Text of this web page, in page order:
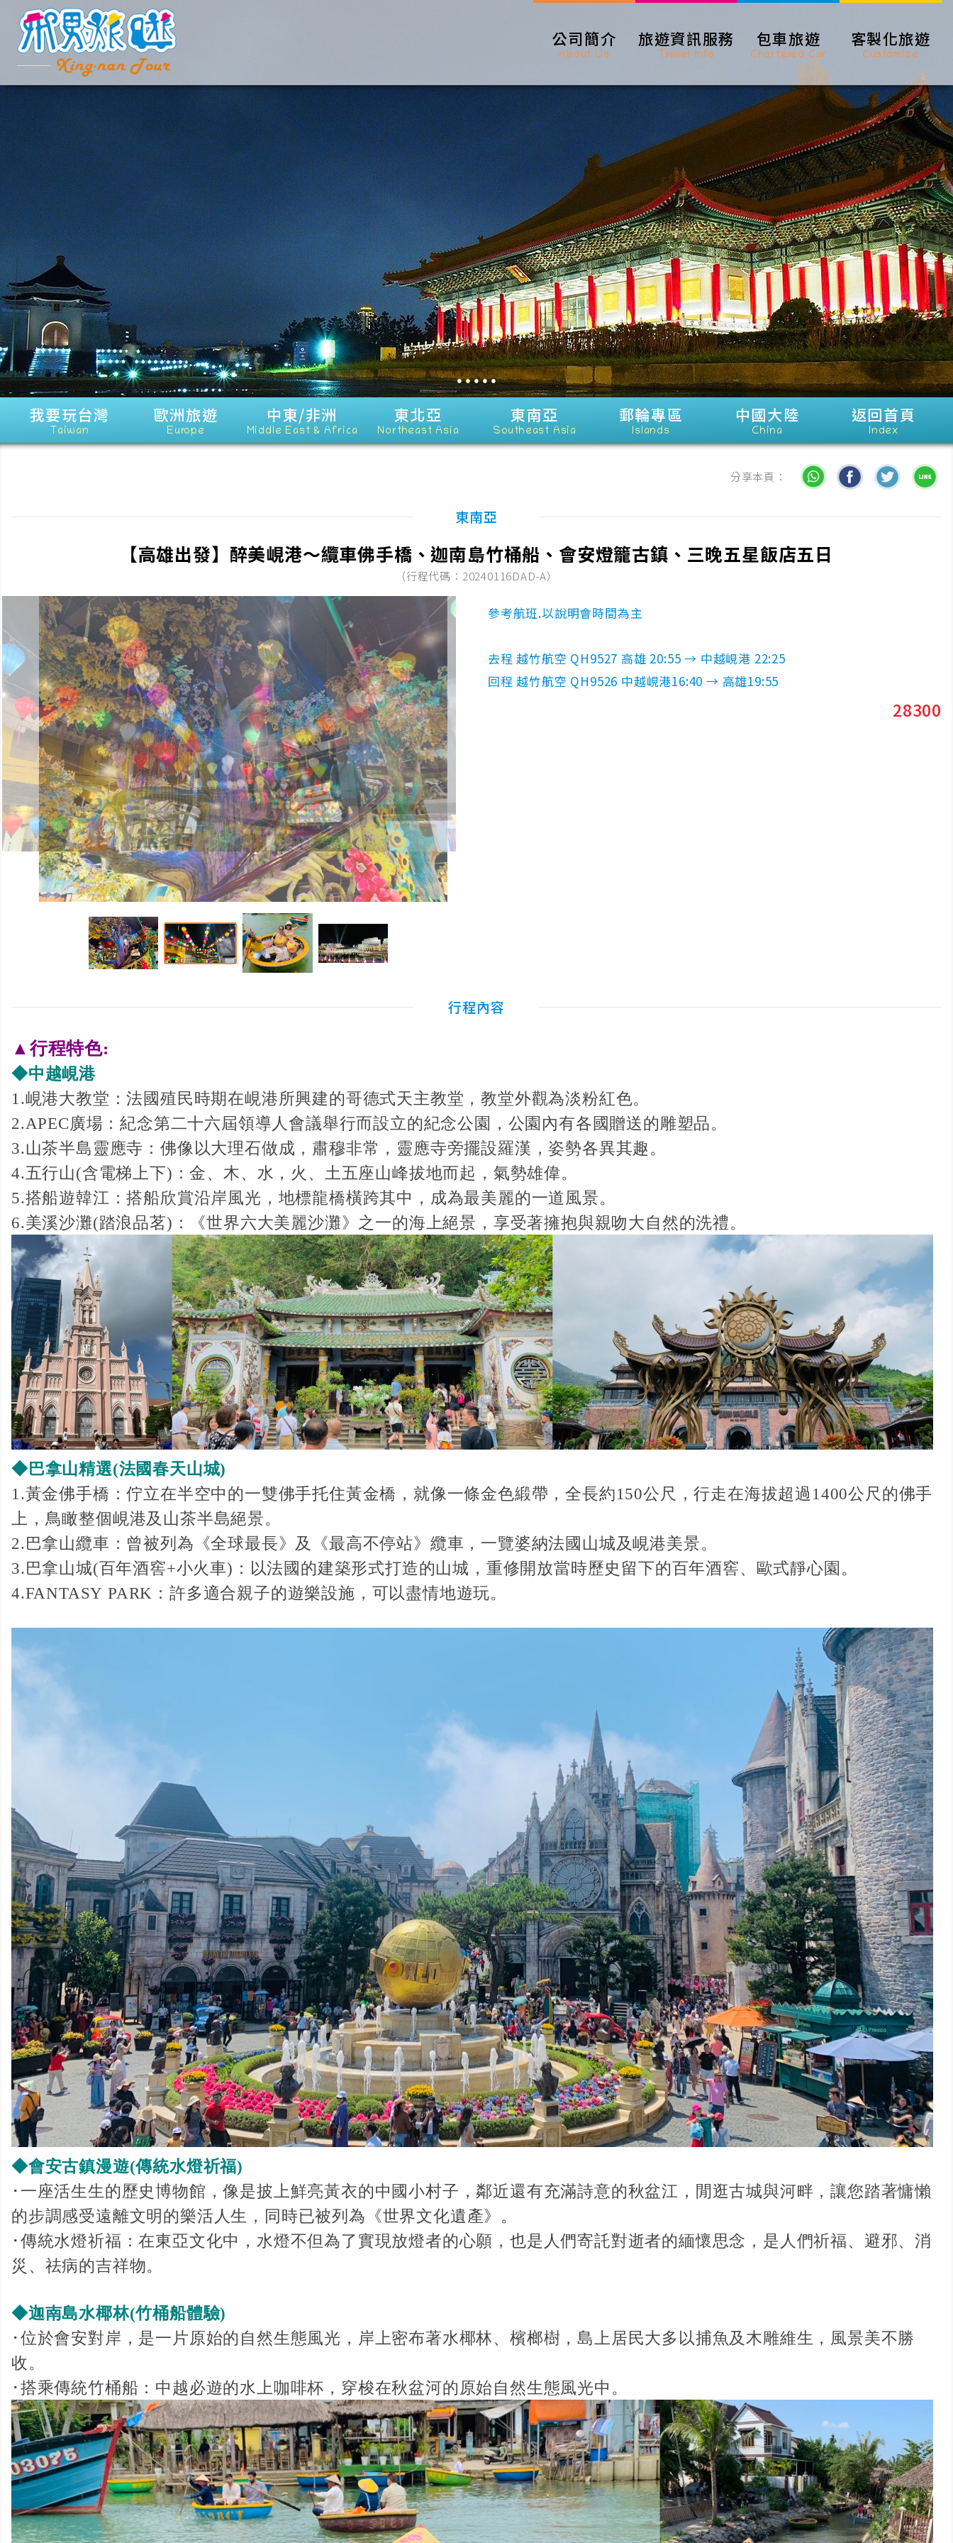
● ● ● ● ●
我要玩台灣
Taiwan
歐洲旅遊
Europe
中東/非洲
Middle East & Africa
東北亞
Northeast Asia
東南亞
Southeast Asia
郵輪專區
Islands
中國大陸
China
返回首頁
Index
分享本頁：
東南亞
【高雄出發】醉美峴港～纜車佛手橋、迦南島竹桶船、會安燈籠古鎮、三晚五星飯店五日
（行程代碼：20240116DAD-A）
參考航班.以說明會時間為主
去程 越竹航空 QH9527 高雄 20:55 → 中越峴港 22:25
回程 越竹航空 QH9526 中越峴港16:40 → 高雄19:55
28300
行程內容
▲行程特色:
◆中越峴港
1.峴港大教堂：法國殖民時期在峴港所興建的哥德式天主教堂，教堂外觀為淡粉紅色。
2.APEC廣場：紀念第二十六屆領導人會議舉行而設立的紀念公園，公園內有各國贈送的雕塑品。
3.山茶半島靈應寺：佛像以大理石做成，肅穆非常，靈應寺旁擺設羅漢，姿勢各異其趣。
4.五行山(含電梯上下)：金、木、水，火、土五座山峰拔地而起，氣勢雄偉。
5.搭船遊韓江：搭船欣賞沿岸風光，地標龍橋橫跨其中，成為最美麗的一道風景。
6.美溪沙灘(踏浪品茗)：《世界六大美麗沙灘》之一的海上絕景，享受著擁抱與親吻大自然的洗禮。
◆巴拿山精選(法國春天山城)
1.黃金佛手橋：佇立在半空中的一雙佛手托住黃金橋，就像一條金色緞帶，全長約150公尺，行走在海拔超過1400公尺的佛手
上，鳥瞰整個峴港及山茶半島絕景。
2.巴拿山纜車：曾被列為《全球最長》及《最高不停站》纜車，一覽婆納法國山城及峴港美景。
3.巴拿山城(百年酒窖+小火車)：以法國的建築形式打造的山城，重修開放當時歷史留下的百年酒窖、歐式靜心園。
4.FANTASY PARK：許多適合親子的遊樂設施，可以盡情地遊玩。
◆會安古鎮漫遊(傳統水燈祈福)
･一座活生生的歷史博物館，像是披上鮮亮黃衣的中國小村子，鄰近還有充滿詩意的秋盆江，閒逛古城與河畔，讓您踏著慵懶
的步調感受遠離文明的樂活人生，同時已被列為《世界文化遺產》。
･傳統水燈祈福：在東亞文化中，水燈不但為了實現放燈者的心願，也是人們寄託對逝者的緬懷思念，是人們祈福、避邪、消
災、祛病的吉祥物。
◆迦南島水椰林(竹桶船體驗)
･位於會安對岸，是一片原始的自然生態風光，岸上密布著水椰林、檳榔樹，島上居民大多以捕魚及木雕維生，風景美不勝
收。
･搭乘傳統竹桶船：中越必遊的水上咖啡杯，穿梭在秋盆河的原始自然生態風光中。
公司簡介
About Us
旅遊資訊服務
Travel Info
包車旅遊
Chartered Car
客製化旅遊
Customize